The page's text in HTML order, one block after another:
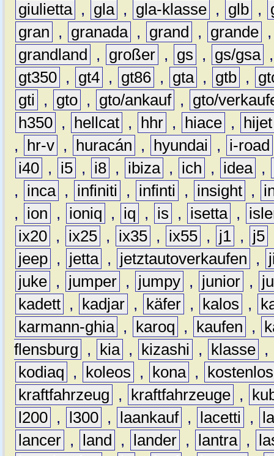
giulietta , gla , gla-klasse , glb ,
gran
, granada , grand , grande
grandland
, großer , gs , gs/gsa
gt350 , gt4 , gt86 , gta , gtb ,
gti
, gto , gto/ankauf ,
gto/
h350 , hellcat , hhr , hiace ,
hijet
,
hr-v , huracán , hyundai ,
i-road
i40 , i5 , i8 , ibiza , ich , idea ,
,
inca , infiniti , infinti , insight ,
,
ion , ioniq , iq , is , isetta ,
ix20 , ix25 , ix35 , ix55 , j1 , j5
jeep , jetta , jetztautoverkaufen ,
juke , jumper , jumpy , junior ,
kadett , kadjar , käfer , kalos ,
karmann-ghia , karoq , kaufen ,
flensburg
, kia , kizashi , klasse ,
kodiaq
, koleos , kona ,
kostenlos
kraftfahrzeug
, kraftfahrzeuge ,
l200 , l300 , laankauf , lacetti ,
lancer , land , lander , lantra ,